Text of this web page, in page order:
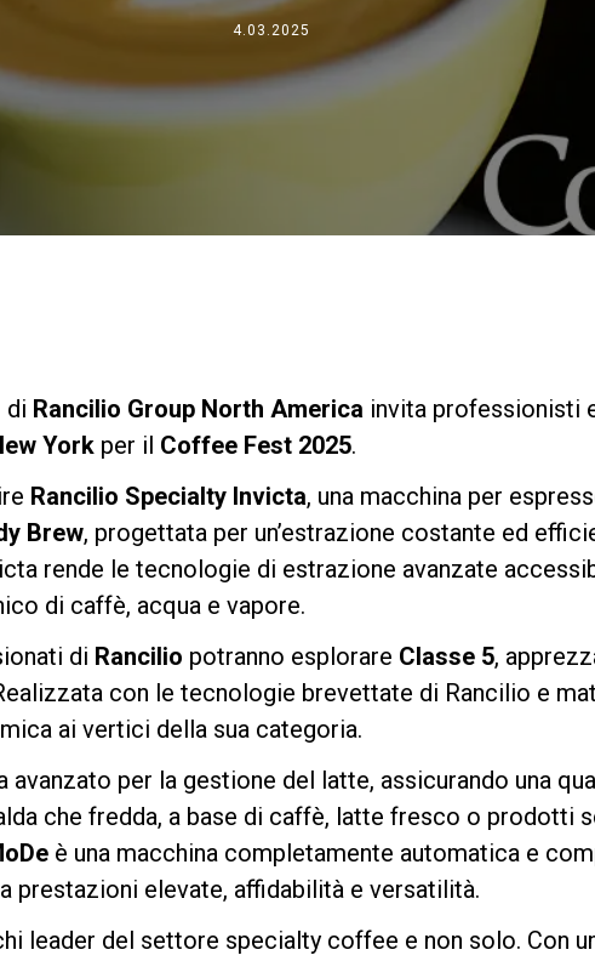
4.03.2025
di Rancilio Group North America invita professionisti
Yorkper il Coffee Fest 2025.
Rancilio Specialty Invicta, una macchina per
Brew, progettata per un’estrazione costante ed
rende le tecnologie di estrazione avanzate
di caffè, acqua e vapore.
di Rancilio potranno esplorare Classe 5,
con le tecnologie brevettate di Rancilio e
ai vertici della sua categoria.
per la gestione del latte, assicurando una
che fredda, a base di caffè, latte fresco o prodotti
è una macchina completamente automatica e
prestazioni elevate, affidabilità e versatilità.
leader del settore specialty coffee e non solo. Con
Dove siamo
Lavora con noi
Privacy Policy